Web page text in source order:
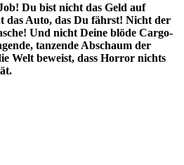
Du bist nicht das Geld auf
das Auto, das Du fährst! Nicht der
Und nicht Deine blöde Cargo-
tanzende Abschaum der
Welt beweist, dass Horror nichts